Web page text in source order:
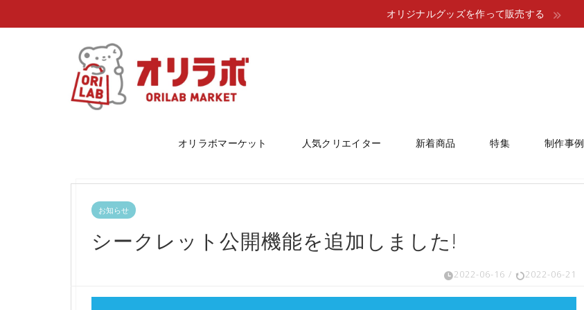
オリジナルグッズを作って販売する
オリラボマーケット 人気クリエイター 新着商品 特集 制作事例
お知らせ
シークレット公開機能を追加しました!
2022-06-16 / 2022-06-21